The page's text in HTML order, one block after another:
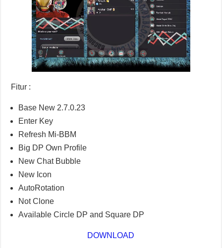
Fitur :
Base New 2.7.0.23
Enter Key
Refresh Mi-BBM
Big DP Own Profile
New Chat Bubble
New Icon
AutoRotation
Not Clone
Available Circle DP and Square DP
DOWNLOAD